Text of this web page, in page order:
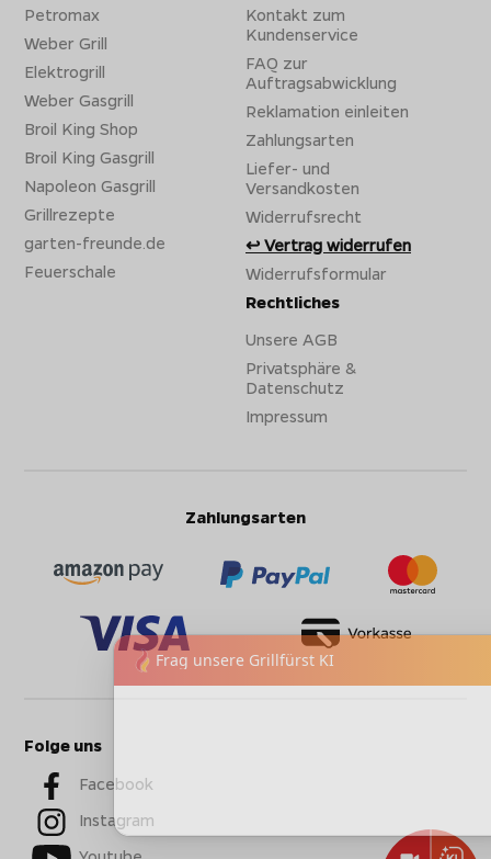
Petromax
Weber Grill
Elektrogrill
Weber Gasgrill
Broil King Shop
Broil King Gasgrill
Napoleon Gasgrill
Grillrezepte
garten-freunde.de
Feuerschale
Kontakt zum
Kundenservice
FAQ zur
Auftragsabwicklung
Reklamation einleiten
Zahlungsarten
Liefer- und
Versandkosten
Widerrufsrecht
Vertrag widerrufen
Widerrufsformular
Rechtliches
Unsere AGB
Privatsphäre &
Datenschutz
Impressum
Zahlungsarten
Folge uns
Facebook
Instagram